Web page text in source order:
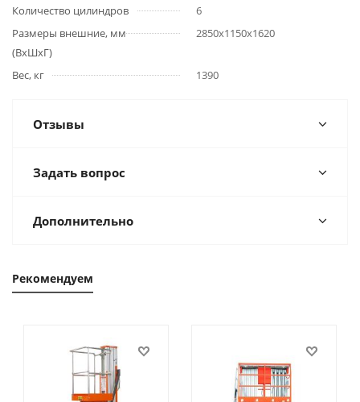
Количество цилиндров
6
Размеры внешние, мм
(ВхШхГ)
2850x1150x1620
Вес, кг 1390
Отзывы
Задать вопрос
Дополнительно
Рекомендуем